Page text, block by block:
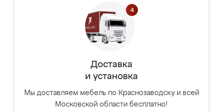
Доставка
и установка
Мы доставляем мебель по Краснозаводску и всей
Московской области бесплатно!